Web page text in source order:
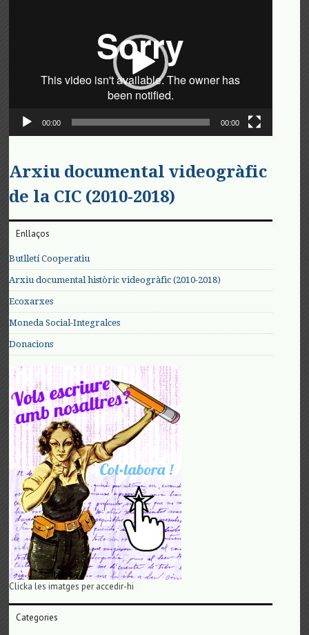
00:00 00:00
Arxiu documental videogràfic
de la CIC (2010-2018)
Enllaços
Butlletí Cooperatiu
Arxiu documental històric videogràfic (2010-2018)
Ecoxarxes
Moneda Social-Integralces
Donacions
Clicka les imatges per accedir-hi
Categories